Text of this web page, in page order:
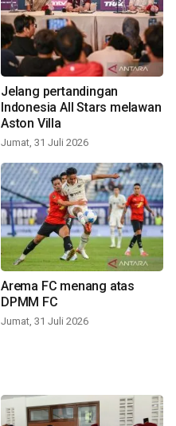
Jelang pertandingan
Indonesia All Stars melawan
Aston Villa
Jumat, 31 Juli 2026
Arema FC menang atas
DPMM FC
Jumat, 31 Juli 2026